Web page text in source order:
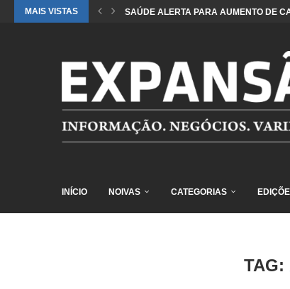
MAIS VISTAS SAÚDE ALERTA PARA AUMENTO DE
INÍCIO NOIVAS CATEGORIAS
TAG: